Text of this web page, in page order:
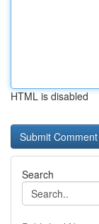
HTML is disabled
Search